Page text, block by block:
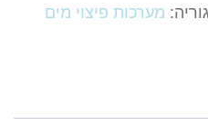
מערכות פיצוי מים